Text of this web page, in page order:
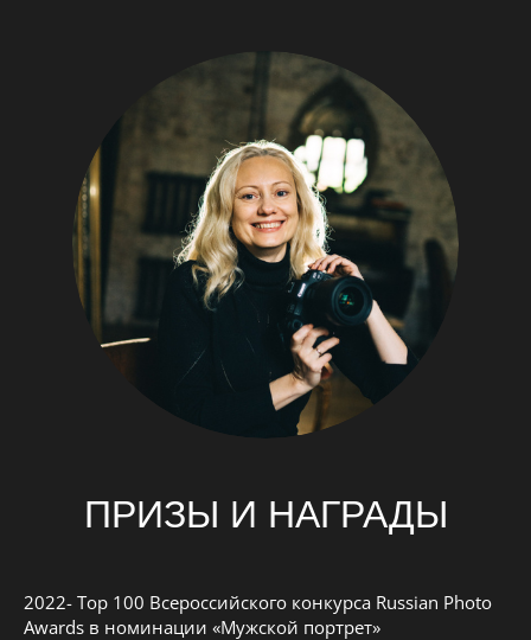
ПРИЗЫ И НАГРАДЫ
2022- Top 100 Всероссийского конкурса Russian Photo
Awards в номинации «Мужской портрет»